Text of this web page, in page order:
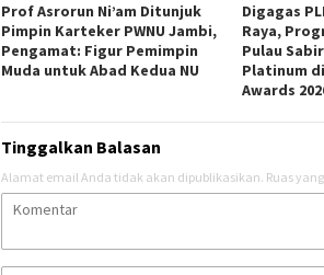
Prof Asrorun Ni’am Ditunjuk
Pimpin Karteker PWNU Jambi,
Pengamat: Figur Pemimpin
Muda untuk Abad Kedua NU
Digagas
Raya,
Pulau
Platinum
Awards
Tinggalkan Balasan
Alamat email Anda tidak akan dipublikasikan. Ruas